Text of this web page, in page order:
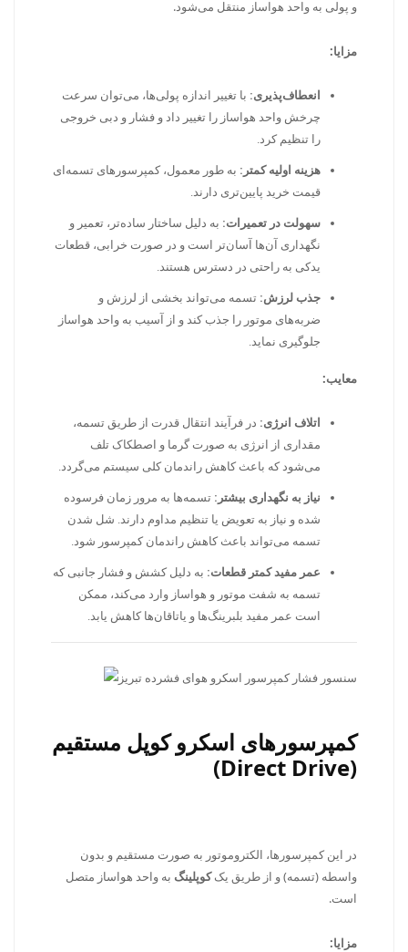
و پولی به واحد هواساز منتقل می‌شود.
مزایا:
انعطاف‌پذیری: با تغییر اندازه پولی‌ها، می‌توان سرعت
چرخش واحد هواساز را تغییر داد و فشار و دبی خروجی
را تنظیم کرد.
هزینه اولیه کمتر: به طور معمول، کمپرسورهای تسمه‌ای
قیمت خرید پایین‌تری دارند.
سهولت در تعمیرات: به دلیل ساختار ساده‌تر، تعمیر و
نگهداری آن‌ها آسان‌تر است و در صورت خرابی، قطعات
یدکی به راحتی در دسترس هستند.
جذب لرزش: تسمه می‌تواند بخشی از لرزش و
ضربه‌های موتور را جذب کند و از آسیب به واحد هواساز
جلوگیری نماید.
معایب:
اتلاف انرژی: در فرآیند انتقال قدرت از طریق تسمه،
مقداری از انرژی به صورت گرما و اصطکاک تلف
می‌شود که باعث کاهش راندمان کلی سیستم می‌گردد.
نیاز به نگهداری بیشتر: تسمه‌ها به مرور زمان فرسوده
شده و نیاز به تعویض یا تنظیم مداوم دارند. شل شدن
تسمه می‌تواند باعث کاهش راندمان کمپرسور شود.
عمر مفید کمتر قطعات: به دلیل کشش و فشار جانبی که
تسمه به شفت موتور و هواساز وارد می‌کند، ممکن
است عمر مفید بلبرینگ‌ها و یاتاقان‌ها کاهش یابد.
کمپرسورهای اسکرو کوپل مستقیم
(Direct Drive)
در این کمپرسورها، الکتروموتور به صورت مستقیم و بدون
واسطه (تسمه) و از طریق یککوپلینگ به واحد هواساز متصل
است.
مزایا: